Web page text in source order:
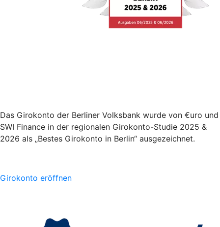
Das Girokonto der Berliner Volksbank wurde von €uro und
SWI Finance in der regionalen Girokonto-Studie 2025 &
2026 als „Bestes Girokonto in Berlin“ ausgezeichnet.
Girokonto eröffnen